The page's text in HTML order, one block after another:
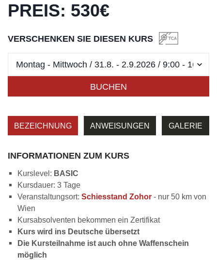
PREIS: 530€
VERSCHENKEN SIE DIESEN KURS
BUCHEN
BEZEICHNUNG ANWEISUNGEN GALERIE
INFORMATIONEN ZUM KURS
Kurslevel: BASIC
Kursdauer: 3 Tage
Veranstaltungsort: Schiesstand Zohor - nur 50 km von
Wien
Kursabsolventen bekommen ein Zertifikat
Kurs wird ins Deutsche übersetzt
Die Kursteilnahme ist auch ohne Waffenschein
möglich